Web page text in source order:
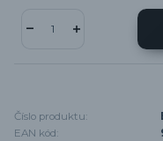
Číslo produktu:
EAN kód: